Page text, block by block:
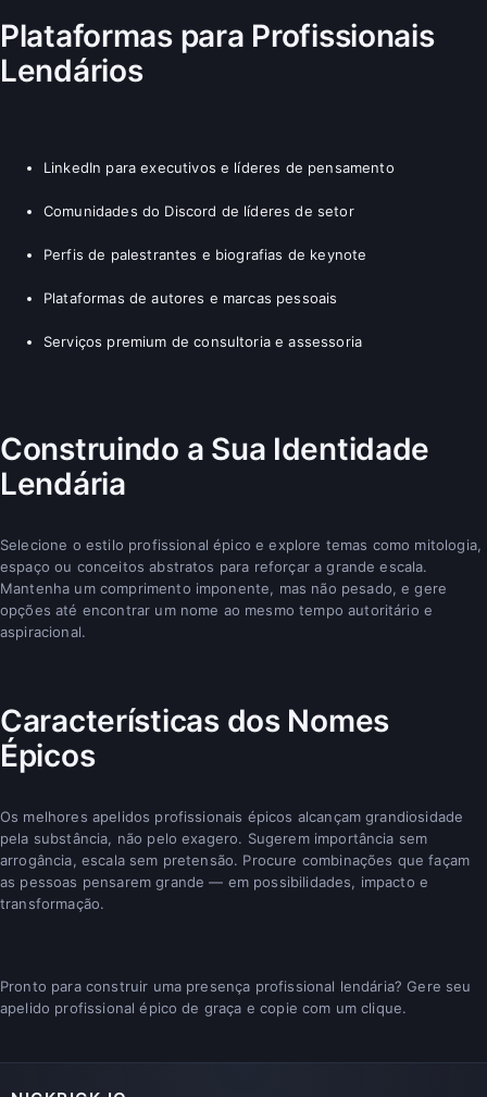
Plataformas para Profissionais
Lendários
LinkedIn para executivos e líderes de pensamento
Comunidades do Discord de líderes de setor
Perfis de palestrantes e biografias de keynote
Plataformas de autores e marcas pessoais
Serviços premium de consultoria e assessoria
Construindo a Sua Identidade
Lendária
Selecione o estilo profissional épico e explore temas como mitologia,
espaço ou conceitos abstratos para reforçar a grande escala.
Mantenha um comprimento imponente, mas não pesado, e gere
opções até encontrar um nome ao mesmo tempo autoritário e
aspiracional.
Características dos Nomes
Épicos
Os melhores apelidos profissionais épicos alcançam grandiosidade
pela substância, não pelo exagero. Sugerem importância sem
arrogância, escala sem pretensão. Procure combinações que façam
as pessoas pensarem grande — em possibilidades, impacto e
transformação.
Pronto para construir uma presença profissional lendária? Gere seu
apelido profissional épico de graça e copie com um clique.